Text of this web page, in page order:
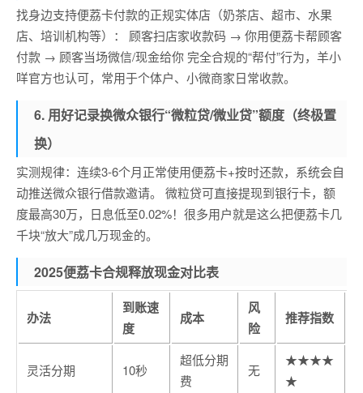
找身边支持便荔卡付款的正规实体店（奶茶店、超市、水果
店、培训机构等）： 顾客扫店家收款码 → 你用便荔卡帮顾客
付款 → 顾客当场微信/现金给你 完全合规的“帮付”行为，羊小
咩官方也认可，常用于个体户、小微商家日常收款。
6. 用好记录换微众银行“微粒贷/微业贷”额度（终极置
换）
实测规律：连续3-6个月正常使用便荔卡+按时还款，系统会自
动推送微众银行借款邀请。 微粒贷可直接提现到银行卡，额
度最高30万，日息低至0.02%！很多用户就是这么把便荔卡几
千块“放大”成几万现金的。
2025便荔卡合规释放现金对比表
办法
到账速
度
成本
风
险
推荐指数
灵活分期 10秒
超低分期
费
无
★★★★
★